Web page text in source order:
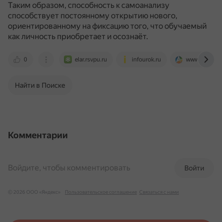
Таким образом, способность к самоанализу
способствует постоянному открытию нового,
ориентированному на фиксацию того, что обучаемый
как личность приобретает и осознаёт.
0 elar.rsvpu.ru infourok.ru www.art-
Найти в Поиске
Комментарии
Войти
Войдите, чтобы комментировать
© 2026 ООО «Яндекс» Пользовательское соглашение Связаться с нами